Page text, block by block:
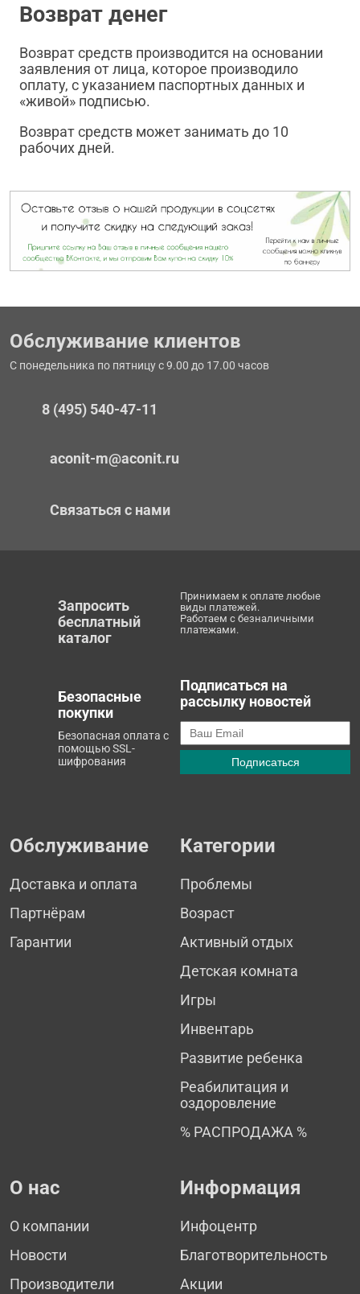
Возврат денег
Возврат средств производится на основании
заявления от лица, которое производило
оплату, с указанием паспортных данных и
«живой» подписью.
Возврат средств может занимать до 10
рабочих дней.
Обслуживание клиентов
С понедельника по пятницу с 9.00 до 17.00 часов
8 (495) 540-47-11
aconit-m@aconit.ru
Связаться с нами
Запросить
бесплатный
каталог
Принимаем к оплате любые
виды платежей.
Работаем с безналичными
платежами.
Безопасные
покупки
Безопасная оплата с
помощью SSL-
шифрования
Подписаться на
рассылку новостей
Обслуживание
Доставка и оплата
Партнёрам
Гарантии
Категории
Проблемы
Возраст
Активный отдых
Детская комната
Игры
Инвентарь
Развитие ребенка
Реабилитация и
оздоровление
% РАСПРОДАЖА %
О нас
О компании
Новости
Производители
Информация
Инфоцентр
Благотворительность
Акции